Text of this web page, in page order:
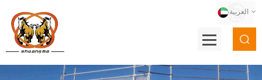
العربية